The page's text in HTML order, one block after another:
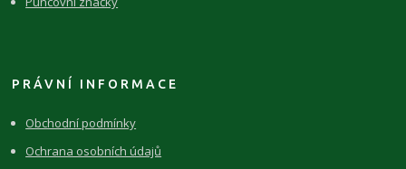
PRÁVNÍ INFORMACE
Obchodní podmínky
Ochrana osobních údajů